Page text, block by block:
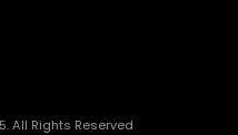
All Rights Reserved